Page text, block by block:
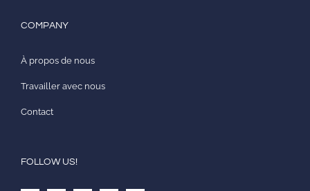
COMPANY
À propos de nous
Travailler avec nous
Contact
FOLLOW US!